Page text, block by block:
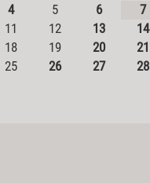
4
5 6 7
11
12 13 14
18
19 20 21
25
26 27 28